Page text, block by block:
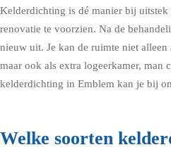
Kelderdichting is dé manier bij
renovatie te voorzien. Na de
nieuw uit. Je kan de ruimte niet
maar ook als extra logeerkamer, man
kelderdichting in Emblem kan je bij
Welke soorten